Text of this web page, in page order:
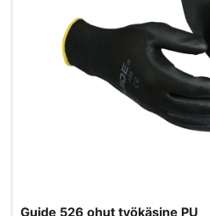
Guide 526 ohut työkäsine PU